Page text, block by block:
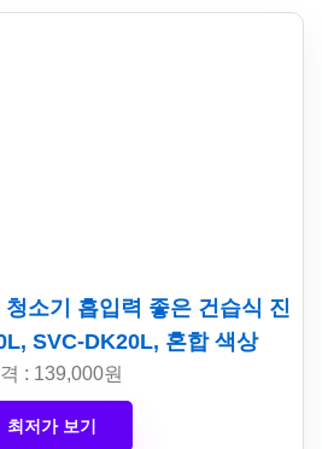
소기 흡입력 좋은 건습식 진
SVC-DK20L, 혼합 색상
: 139,000원
최저가 보기